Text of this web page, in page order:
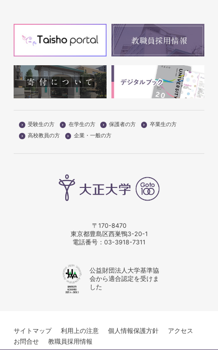
受験生の方 在学生の方 保護者の方
卒業生の方
高校教員の方
企業・一般の方
〒170-8470
東京都豊島区西巣鴨3-20-1
電話番号： 03-3918-7311
公益財団法人大学基準協
会から適合認定を受けま
した
サイトマップ 利用上の注意 個人情報保護方針
アクセス
お問合せ
教職員採用情報